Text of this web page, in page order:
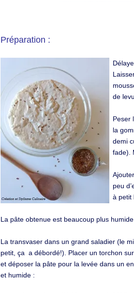
Préparation :
de
Peser
la
demi
fade).
peu
à petit
La pâte obtenue est beaucoup plus
La transvaser dans un grand saladier (le
petit, ça a débordé!). Placer un torchon
et déposer la pâte pour la levée dans un
et humide :